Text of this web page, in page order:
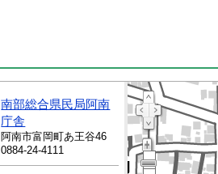
南部総合県民局阿南
庁舎
阿南市富岡町あ王谷46
0884-24-4111